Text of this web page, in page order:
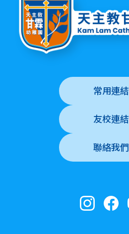
常用連結
友校連結
聯絡我們